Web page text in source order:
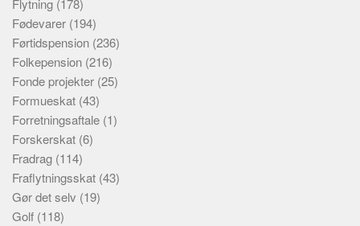
Flytning (178)
Fødevarer (194)
Førtidspension (236)
Folkepension (216)
Fonde projekter (25)
Formueskat (43)
Forretningsaftale (1)
Forskerskat (6)
Fradrag (114)
Fraflytningsskat (43)
Gør det selv (19)
Golf (118)